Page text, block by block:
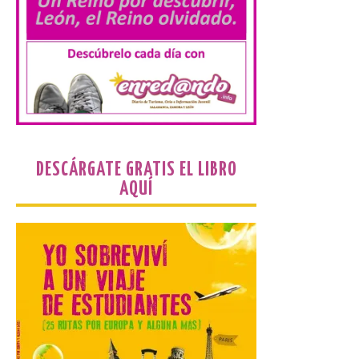
Las personas que hayan
cumplido o cumplan 18
años en 2026 pueden
solicitar esta ayuda en la
web
https://bonoculturajoven.gob.es/ hasta el
31 de octubre. Desde este año, los 400
euros del Bono pueden utilizarse tanto
para consumir productos culturales como
El Gobierno de España
localizar y disfrutar del
eclipse solar del 12 de
agosto con seguridad
7 Ago 2026
Se trata de un visor web
que permite conocer la
DESCÁRGATE GRATIS EL LIBRO
AQUÍ